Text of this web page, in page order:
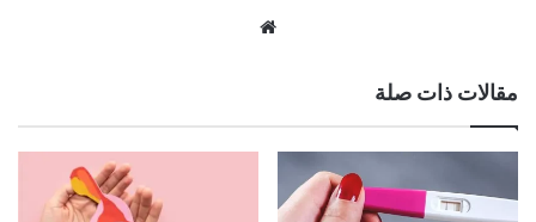
مقالات ذات صلة